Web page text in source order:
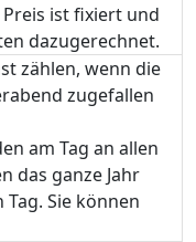
ist fixiert und
dazugerechnet.
zählen, wenn die
zugefallen
am Tag an allen
das ganze Jahr
Sie können